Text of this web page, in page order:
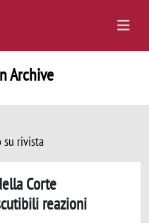
Archive
su rivista
Corte
reazioni